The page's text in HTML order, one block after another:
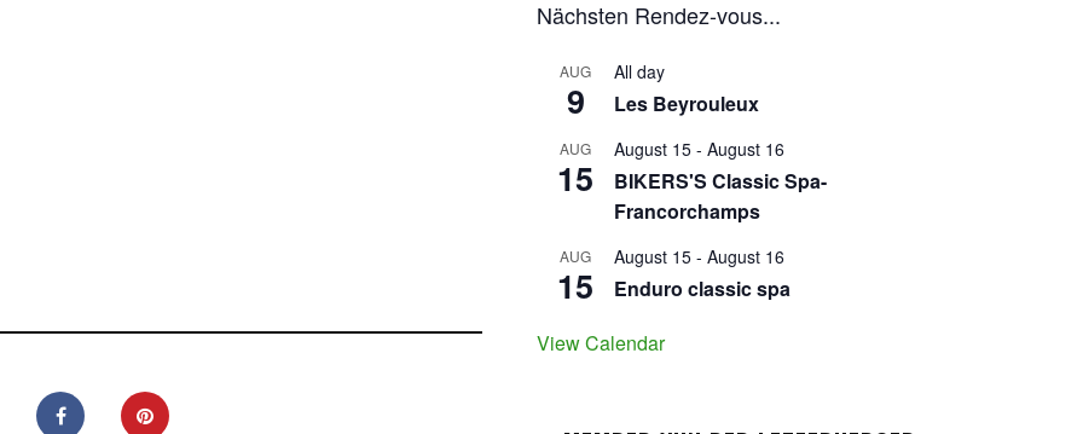
Nächsten Rendez-vous...
AUG
9
All day
Les Beyrouleux
AUG
15
August 15 - August 16
BIKERS'S Classic Spa-
Francorchamps
AUG
15
August 15 - August 16
Enduro classic spa
View Calendar